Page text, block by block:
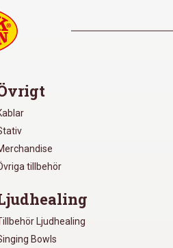
tillbehör
Ljudhealing
Bowls